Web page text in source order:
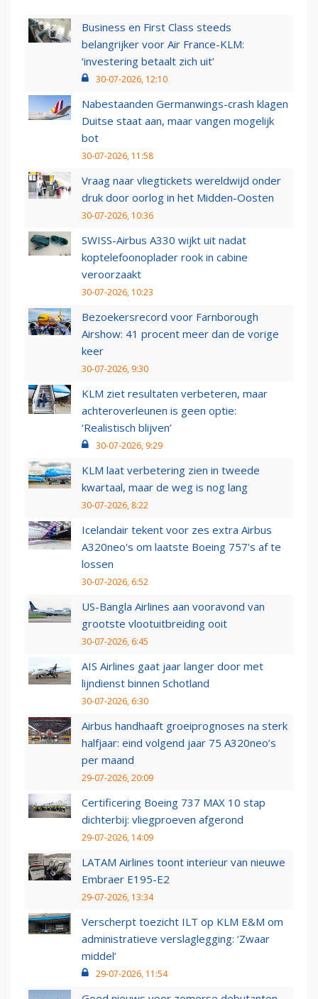
Business en First Class steeds
belangrijker voor Air France-KLM:
‘investering betaalt zich uit’
30-07-2026, 12:10
Nabestaanden Germanwings-crash klagen
Duitse staat aan, maar vangen mogelijk
bot
30-07-2026, 11:58
Vraag naar vliegtickets wereldwijd onder
druk door oorlog in het Midden-Oosten
30-07-2026, 10:36
SWISS-Airbus A330 wijkt uit nadat
koptelefoonoplader rook in cabine
veroorzaakt
30-07-2026, 10:23
Bezoekersrecord voor Farnborough
Airshow: 41 procent meer dan de vorige
keer
30-07-2026, 9:30
KLM ziet resultaten verbeteren, maar
achteroverleunen is geen optie:
‘Realistisch blijven’
30-07-2026, 9:29
KLM laat verbetering zien in tweede
kwartaal, maar de weg is nog lang
30-07-2026, 8:22
Icelandair tekent voor zes extra Airbus
A320neo's om laatste Boeing 757's af te
lossen
30-07-2026, 6:52
US-Bangla Airlines aan vooravond van
grootste vlootuitbreiding ooit
30-07-2026, 6:45
AIS Airlines gaat jaar langer door met
lijndienst binnen Schotland
30-07-2026, 6:30
Airbus handhaaft groeiprognoses na sterk
halfjaar: eind volgend jaar 75 A320neo’s
per maand
29-07-2026, 20:09
Certificering Boeing 737 MAX 10 stap
dichterbij: vliegproeven afgerond
29-07-2026, 14:09
LATAM Airlines toont interieur van nieuwe
Embraer E195-E2
29-07-2026, 13:34
Verscherpt toezicht ILT op KLM E&M om
administratieve verslaglegging: ‘Zwaar
middel’
29-07-2026, 11:54